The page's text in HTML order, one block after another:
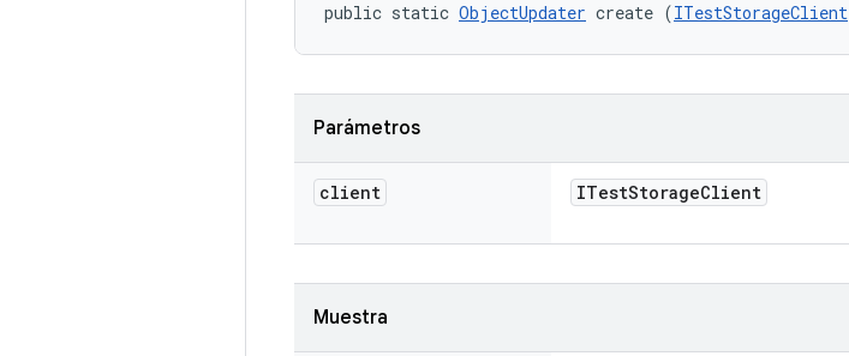
public static ObjectUpdater create (ITestStorageClient
Parámetros
client ITestStorageClient
Muestra